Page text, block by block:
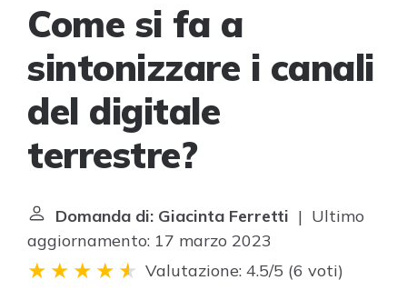
Come si fa a
sintonizzare i canali
del digitale
terrestre?
Domanda di: Giacinta Ferretti | Ultimo
aggiornamento: 17 marzo 2023
Valutazione: 4.5/5 (6 voti)